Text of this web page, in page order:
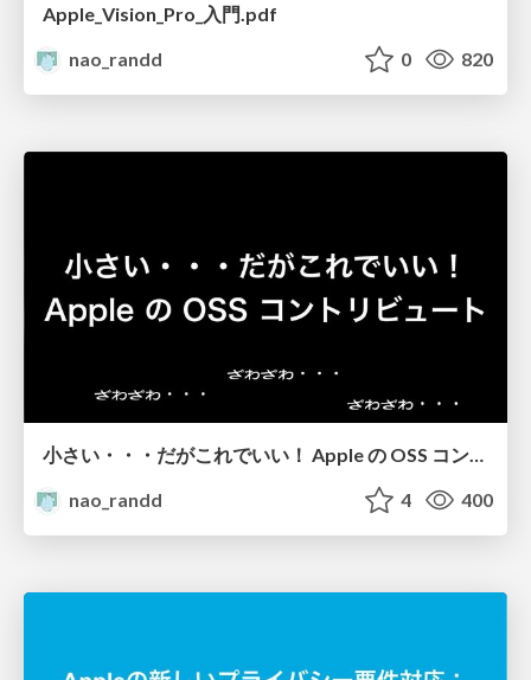
Apple_Vision_Pro_入門.pdf
nao_randd
0 820
小さい・・・だがこれでいい！ Apple の OSS コントリビュート
nao_randd
4 400